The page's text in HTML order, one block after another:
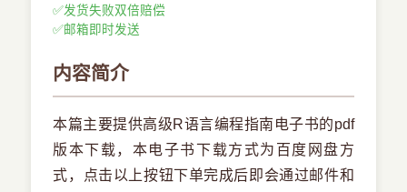
✅发货失败双倍赔偿
✅邮箱即时发送
内容简介
本篇主要提供高级R语言编程指南电子书的pdf
版本下载，本电子书下载方式为百度网盘方
式，点击以上按钮下单完成后即会通过邮件和